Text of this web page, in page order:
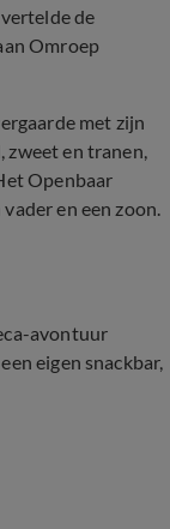
de
Omroep
met zijn
zweet en tranen,
Openbaar
en een zoon.
avontuur
eigen snackbar,